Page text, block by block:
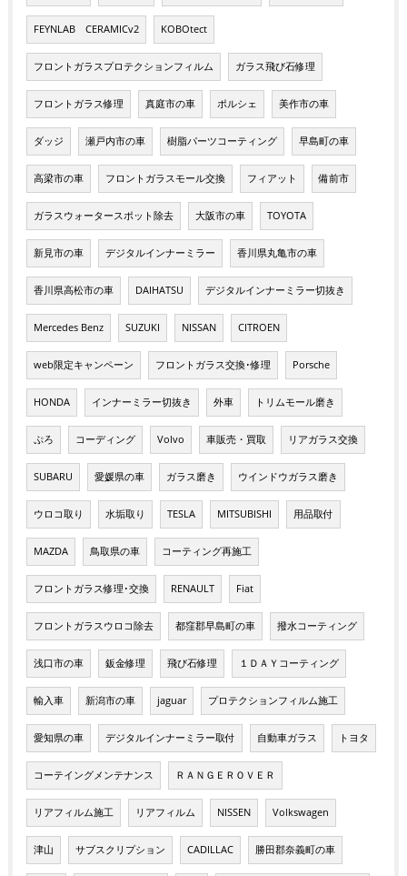
FEYNLAB CERAMICv2 KOBOtect
フロントガラスプロテクションフィルム ガラス飛び石修理
フロントガラス修理 真庭市の車 ポルシェ 美作市の車
ダッジ 瀬戸内市の車 樹脂パーツコーティング 早島町の車
高梁市の車 フロントガラスモール交換 フィアット 備前市
ガラスウォータースポット除去 大阪市の車 TOYOTA
新見市の車 デジタルインナーミラー 香川県丸亀市の車
香川県高松市の車 DAIHATSU デジタルインナーミラー切抜き
Mercedes Benz SUZUKI NISSAN CITROEN
web限定キャンペーン フロントガラス交換･修理 Porsche
HONDA インナーミラー切抜き 外車 トリムモール磨き
ぷろ コーディング Volvo 車販売・買取 リアガラス交換
SUBARU 愛媛県の車 ガラス磨き ウインドウガラス磨き
ウロコ取り 水垢取り TESLA MITSUBISHI 用品取付
MAZDA 鳥取県の車 コーティング再施工
フロントガラス修理･交換 RENAULT Fiat
フロントガラスウロコ除去 都窪郡早島町の車 撥水コーティング
浅口市の車 鈑金修理 飛び石修理 １ＤＡＹコーティング
輸入車 新潟市の車 jaguar プロテクションフィルム施工
愛知県の車 デジタルインナーミラー取付 自動車ガラス トヨタ
コーテイングメンテナンス ＲＡＮＧＥＲＯＶＥＲ
リアフィルム施工 リアフィルム NISSEN Volkswagen
津山 サブスクリプション CADILLAC 勝田郡奈義町の車